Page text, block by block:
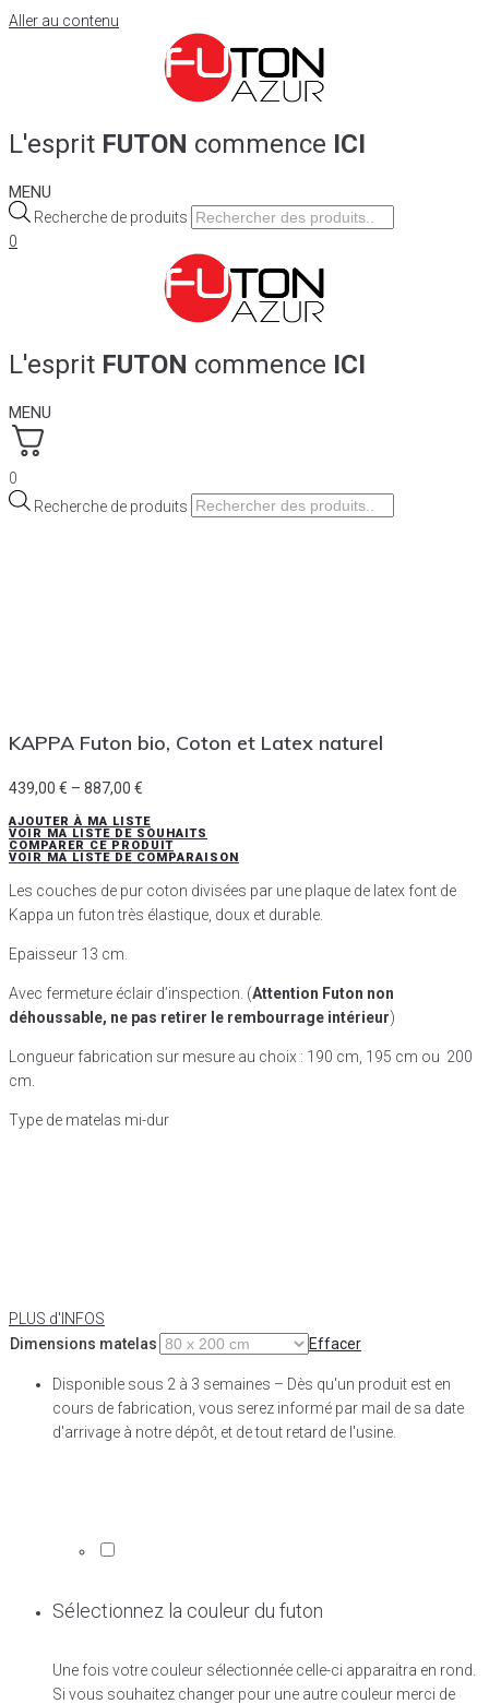
Aller au contenu
L'esprit FUTON commence ICI
MENU
Recherche de produits
0
L'esprit FUTON commence ICI
MENU
0
Recherche de produits
KAPPA Futon bio, Coton et Latex naturel
439,00 € – 887,00 €
AJOUTER À MA LISTE
VOIR MA LISTE DE SOUHAITS
COMPARER CE PRODUIT
VOIR MA LISTE DE COMPARAISON
Les couches de pur coton divisées par une plaque de latex font de
Kappa un futon très élastique, doux et durable.
Epaisseur 13 cm.
Avec fermeture éclair d’inspection. (Attention Futon non
déhoussable, ne pas retirer le rembourrage intérieur)
Longueur fabrication sur mesure au choix : 190 cm, 195 cm ou 200
cm.
Type de matelas mi-dur
PLUS d'INFOS
Dimensions matelas
Effacer
Disponible sous 2 à 3 semaines – Dès qu'un produit est en
cours de fabrication, vous serez informé par mail de sa date
d'arrivage à notre dépôt, et de tout retard de l'usine.
Sélectionnez la couleur du futon
Une fois votre couleur sélectionnée celle-ci apparaitra en rond.
Si vous souhaitez changer pour une autre couleur merci de